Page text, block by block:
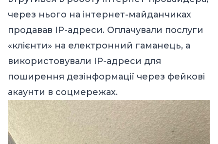
через нього на інтернет-майданчиках
продавав ІР-адреси. Оплачували послуги
«клієнти» на електронний гаманець, а
використовували ІР-адреси для
поширення дезінформації через фейкові
акаунти в соцмережах.